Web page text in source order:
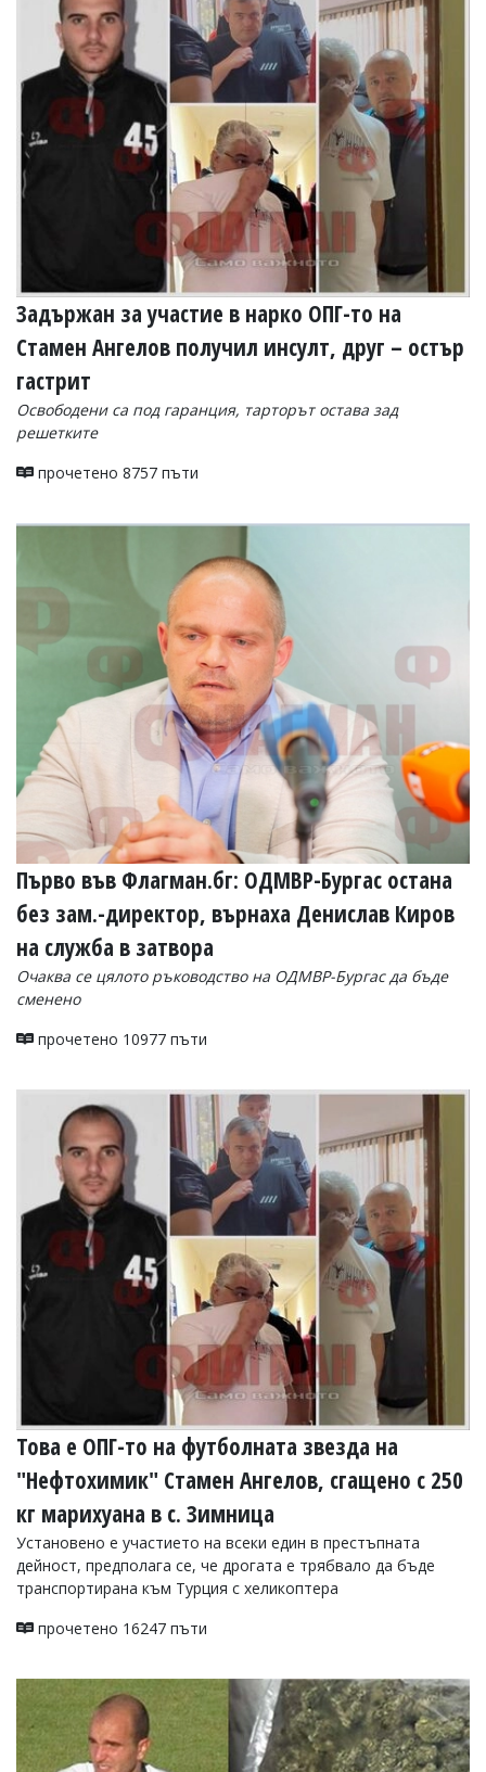
УКРАЙНА
РАЗСЛЕДВАНЕ
БИЗНЕС
ЮГ
Управители:
Катя
Касабова,
k.kassabova@flagman.bg
Главен
редактор:
Иван
Колев,
office@flagman.bg
под
читателите
и
отговорност
тях!
Ако
откриете
за
вас
коментар,
моля
сигнализирайте
ни!
Задържан за участие в нарко ОПГ-то на
Стамен Ангелов получил инсулт, друг – остър
гастрит
Освободени са под гаранция, тарторът остава зад
решетките
прочетено 8757 пъти
Първо във Флагман.бг: ОДМВР-Бургас остана
без зам.-директор, върнаха Денислав Киров
на служба в затвора
Очаква се цялото ръководство на ОДМВР-Бургас да бъде
сменено
прочетено 10977 пъти
Това е ОПГ-то на футболната звезда на
"Нефтохимик" Стамен Ангелов, сгащено с 250
кг марихуана в с. Зимница
Установено е участието на всеки един в престъпната
дейност, предполага се, че дрогата е трябвало да бъде
транспортирана към Турция с хеликоптера
прочетено 16247 пъти